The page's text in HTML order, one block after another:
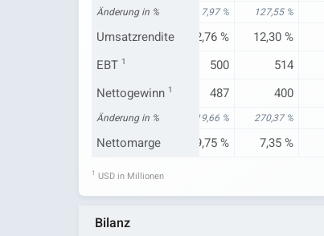
Änderung in %
-19,38 % 17,16 % 7,97 % 127,55 %
Umsatzrendite
9,98 % 15,02 % 12,76 % 12,30 %
EBT 1
359 500 514
Nettogewinn 1
281 537 487 400
Änderung in %
-44,79 % 16,74 % 19,66 % 270,37 %
Nettomarge
5,97 % 10,64 % 9,75 % 7,35 %
1 USD in Millionen
Bilanz